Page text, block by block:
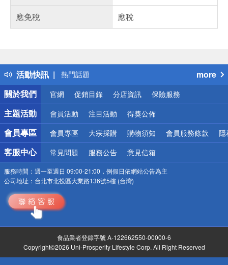
應免稅
應稅
活動快訊
得獎公告
熱門話題
銀行優惠
偏遠地區配送
詐騙網頁！請小心！
more
關於我們
官網 促銷目錄 分店資訊 保險服務
主題活動 會員活動 注目活動 得獎公佈
會員專區 會員專區 大宗採購 購物須知 會員服務條款 隱
客服中心 常見問題 服務公告 意見信箱
服務時間： 週一至週日 09:00-21:00，例假日依網站公告為主
公司地址： 台北市北投區大業路136號5樓 (台灣)
食品業者登錄字號 A-122662550-00000-6
Copyright©2026 Uni-Prosperity Lifestyle Corp. All Right Reserved